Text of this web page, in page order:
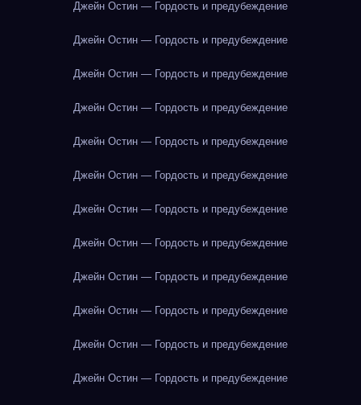
Джейн Остин — Гордость и предубеждение
Джейн Остин — Гордость и предубеждение
Джейн Остин — Гордость и предубеждение
Джейн Остин — Гордость и предубеждение
Джейн Остин — Гордость и предубеждение
Джейн Остин — Гордость и предубеждение
Джейн Остин — Гордость и предубеждение
Джейн Остин — Гордость и предубеждение
Джейн Остин — Гордость и предубеждение
Джейн Остин — Гордость и предубеждение
Джейн Остин — Гордость и предубеждение
Джейн Остин — Гордость и предубеждение